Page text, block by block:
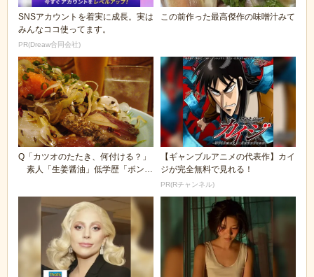
SNSアカウントを着実に成長。実は
みんなココ使ってます。
PR(Dreaw合同会社)
この前作った最高傑作の味噌汁みて
Q「カツオのたたき、何付ける？」
素人「生姜醤油」低学歴「ポン
【ギャンブルアニメの代表作】カイ
ジが完全無料で見れる！
PR(Rチャンネル)